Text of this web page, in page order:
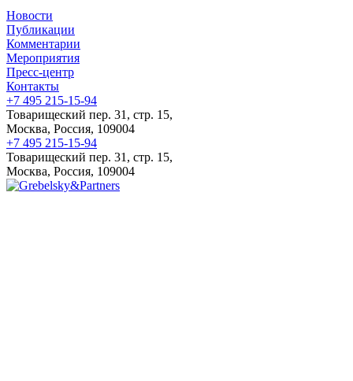
Новости
Публикации
Комментарии
Мероприятия
Пресс-центр
Контакты
+7 495 215-15-94
Товарищеский пер. 31, стр. 15,
Москва, Россия, 109004
+7 495 215-15-94
Товарищеский пер. 31, стр. 15,
Москва, Россия, 109004